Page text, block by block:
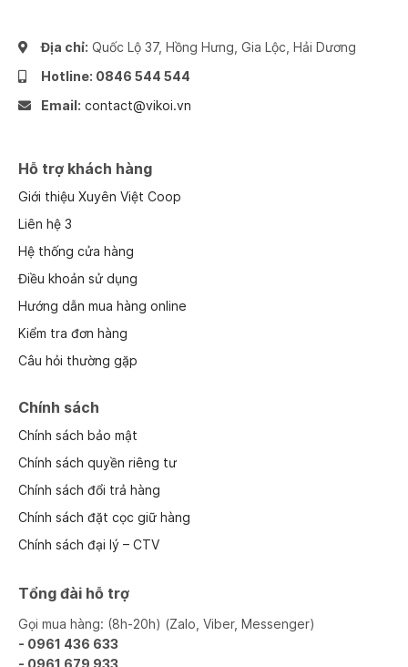
Địa chỉ: Quốc Lộ 37, Hồng Hưng, Gia Lộc, Hải Dương
Hotline: 0846 544 544
Email: contact@vikoi.vn
Hỗ trợ khách hàng
Giới thiệu Xuyên Việt Coop
Liên hệ 3
Hệ thống cửa hàng
Điều khoản sử dụng
Hướng dẫn mua hàng online
Kiểm tra đơn hàng
Câu hỏi thường gặp
Chính sách
Chính sách bảo mật
Chính sách quyền riêng tư
Chính sách đổi trả hàng
Chính sách đặt cọc giữ hàng
Chính sách đại lý – CTV
Tổng đài hỗ trợ
Gọi mua hàng: (8h-20h) (Zalo, Viber, Messenger)
- 0961 436 633
- 0961 679 933